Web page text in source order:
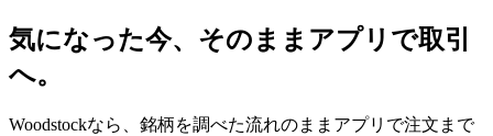
気になった今、そのままアプリで取引
へ。
Woodstockなら、銘柄を調べた流れのままアプリで注文まで